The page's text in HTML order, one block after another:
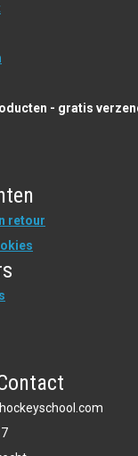
- gratis
retour